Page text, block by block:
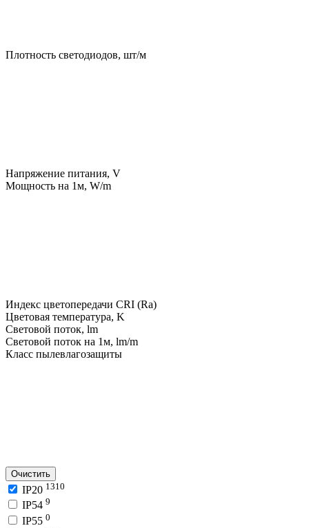
Плотность светодиодов, шт/м
Напряжение питания, V
Мощность на 1м, W/m
Индекс цветопередачи CRI (Ra)
Цветовая температура, K
Световой поток, lm
Световой поток на 1м, lm/m
Класс пылевлагозащиты
Очистить
IP20 1310
IP54 9
IP55 0